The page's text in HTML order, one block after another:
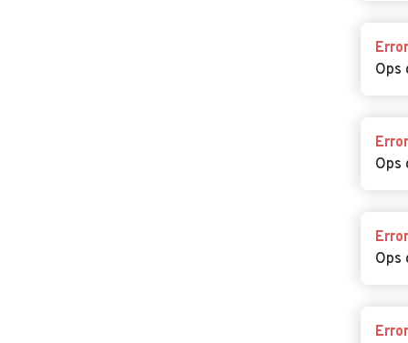
Error
Ops
Error
Ops
Error
Ops
Error